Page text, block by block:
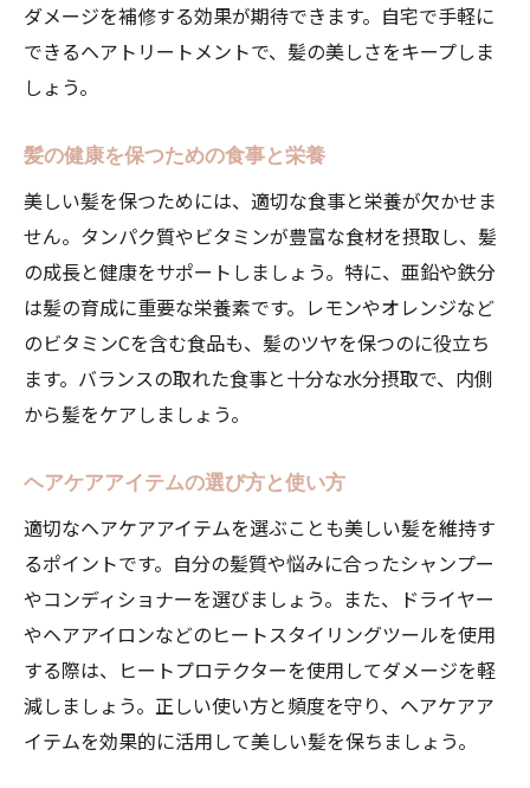
自宅でできる簡単パーマケア
髪を傷めないカラーリングのコツ
自宅でのヘアトリートメントの効果的なや
美容院Le rondでの訪問前に知っておくべき手入
れ方法
訪問前に準備すること
カウンセリングで伝えるべきポイント
持ち込みたいヘアケア製品の選び方
スタイル変更の際の注意点
美容院でのアドバイスをメモしよう
美容院での手入れと自宅でのケアを組み合わせ
た美しいヘアスタイルの作り方
美容院でのトリートメント後の自宅ケア
美容院のスタイルを長持ちさせるテクニッ
ク
自宅ケアと美容院ケアのベストバランス
ダメージを補修する効果が期待できます。自宅で手軽に
できるヘアトリートメントで、髪の美しさをキープしま
しょう。
髪の健康を保つための食事と栄養
美しい髪を保つためには、適切な食事と栄養が欠かせま
せん。タンパク質やビタミンが豊富な食材を摂取し、髪
の成長と健康をサポートしましょう。特に、亜鉛や鉄分
は髪の育成に重要な栄養素です。レモンやオレンジなど
のビタミンCを含む食品も、髪のツヤを保つのに役立ち
ます。バランスの取れた食事と十分な水分摂取で、内側
から髪をケアしましょう。
ヘアケアアイテムの選び方と使い方
適切なヘアケアアイテムを選ぶことも美しい髪を維持す
るポイントです。自分の髪質や悩みに合ったシャンプー
やコンディショナーを選びましょう。また、ドライヤー
やヘアアイロンなどのヒートスタイリングツールを使用
する際は、ヒートプロテクターを使用してダメージを軽
減しましょう。正しい使い方と頻度を守り、ヘアケアア
イテムを効果的に活用して美しい髪を保ちましょう。